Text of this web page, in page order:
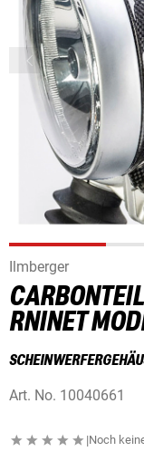
Ilmberger
RNINET
Art. No. 10040661
|Noch